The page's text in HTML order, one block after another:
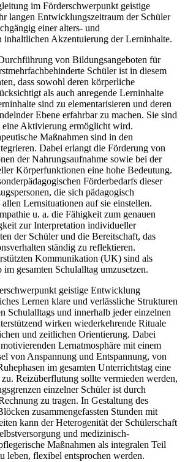
im Förderschwerpunkt geistige
langen Entwicklungszeitraum der Schüler
einer alters- und
inhaltlichen Akzentuierung der Lerninhalte.
von Bildungsangeboten für
Schüler ist in diesem
dass sowohl deren körperliche
als auch anregende Lerninhalte
sind zu elementarisieren und deren
Ebene erfahrbar zu machen. Sie sind
eine Aktivierung ermöglicht wird.
Maßnahmen sind in den
Dabei erlangt die Förderung von
der Nahrungsaufnahme sowie bei der
Körperfunktionen eine hohe Bedeutung.
Förderbedarfs dieser
die sich pädagogisch
Lernsituationen auf sie einstellen.
u. a. die Fähigkeit zum genauen
zur Interpretation individueller
der Schüler und die Bereitschaft, das
ständig zu reflektieren.
Kommunikation (UK) sind als
gesamten Schulalltag umzusetzen.
geistige Entwicklung
Lernen klare und verlässliche Strukturen
Schulalltags und innerhalb jeder einzelnen
wirken wiederkehrende Rituale
und zeitlichen Orientierung. Dabei
Lernatmosphäre mit einem
von Anspannung und Entspannung, von
im gesamten Unterrichtstag eine
Reizüberflutung sollte vermieden werden,
einzelner Schüler ist durch
zu tragen. In Gestaltung des
zusammengefassten Stunden mit
kann der Heterogenität der Schülerschaft
und medizinisch-
Maßnahmen als integralen Teil
leben, flexibel entsprochen werden.